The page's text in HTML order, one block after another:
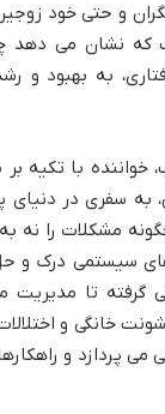
و حتی خود
که نشان می دهد
به بهبود و
خواننده با تکیه
به سفری در دنیای
مشکلات را نه
سیستمی درک و حل
گرفته تا مدیریت
خانگی و
می پردازد و